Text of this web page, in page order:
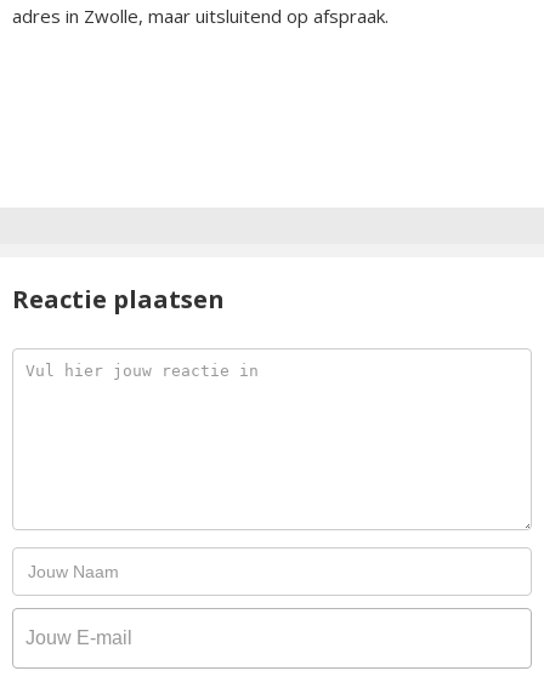
adres in Zwolle, maar uitsluitend op afspraak.
Reactie plaatsen